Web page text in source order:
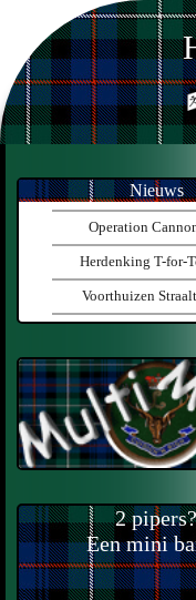
Nieuws
Operation
Herdenking T-for-
Voorthuizen
2 pipers?
Een mini